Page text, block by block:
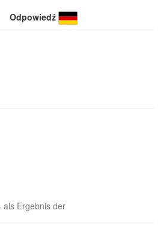
Odpowiedź
als Ergebnis der